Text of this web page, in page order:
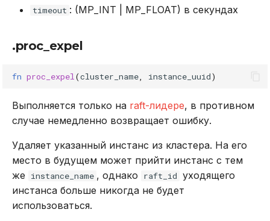
timeout : (MP_INT | MP_FLOAT) в секундах
.proc_expel
fn proc_expel (cluster_name instance_uuid)
Выполняется только на raft-лидере, в противном
случае немедленно возвращает ошибку.
Удаляет указанный инстанс из кластера. На его
место в будущем может прийти инстанс с тем
же
instance_name , однако raft_id уходящего
инстанса больше никогда не будет
использоваться.